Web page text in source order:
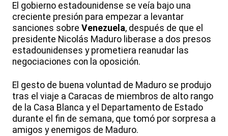
El gobierno estadounidense se veía bajo una
creciente presión para empezar a levantar
sanciones sobre Venezuela, después de que el
presidente Nicolás Maduro liberase a dos presos
estadounidenses y prometiera reanudar las
negociaciones con la oposición.
El gesto de buena voluntad de Maduro se produjo
tras el viaje a Caracas de miembros de alto rango
de la Casa Blanca y el Departamento de Estado
durante el fin de semana, que tomó por sorpresa a
amigos y enemigos de Maduro.